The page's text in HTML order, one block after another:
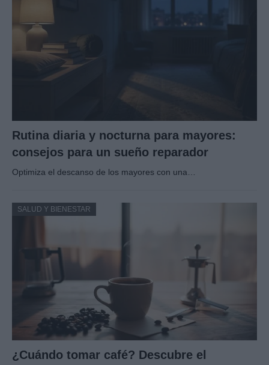
Rutina diaria y nocturna para mayores:
consejos para un sueño reparador
Optimiza el descanso de los mayores con una…
SALUD Y BIENESTAR
¿Cuándo tomar café? Descubre el